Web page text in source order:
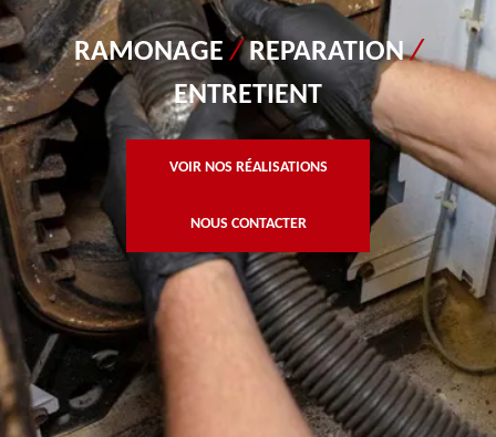
RAMONAGE/REPARATION/
ENTRETIENT
VOIR NOS RÉALISATIONS
NOUS CONTACTER